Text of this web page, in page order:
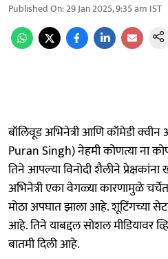
Published On:29 Jan 2025, 9:35 am IST
बॉलिवूड अभिनेत्री आणि कॉमेडी
Puran Singh) नेहमी कोणत्या ना
तिने आपल्या विनोदी शैलीने
अभिनेत्री एका वेगळ्या कारणामुळे
मोठा अपघात झाला आहे. शूटिंगच्या
आहे. तिने याबद्दल सोशल मीडियावर
बातमी दिली आहे.